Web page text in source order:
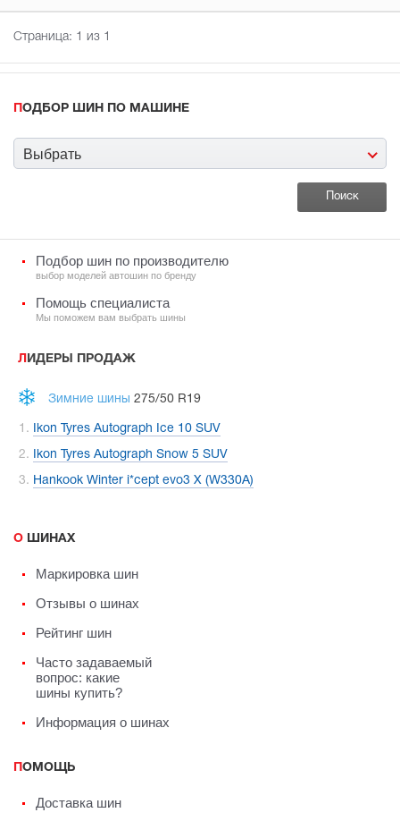
Страница: 1 из 1
ПОДБОР ШИН ПО МАШИНЕ
Выбрать
Подбор шин по производителю
выбор моделей автошин по бренду
Помощь специалиста
Мы поможем вам выбрать шины
ЛИДЕРЫ ПРОДАЖ
Зимние шины 275/50 R19
Ikon Tyres Autograph Ice 10 SUV
Ikon Tyres Autograph Snow 5 SUV
Hankook Winter i*cept evo3 X (W330A)
О ШИНАХ
Маркировка шин
Отзывы о шинах
Рейтинг шин
Часто задаваемый
вопрос: какие
шины купить?
Информация о шинах
ПОМОЩЬ
Доставка шин